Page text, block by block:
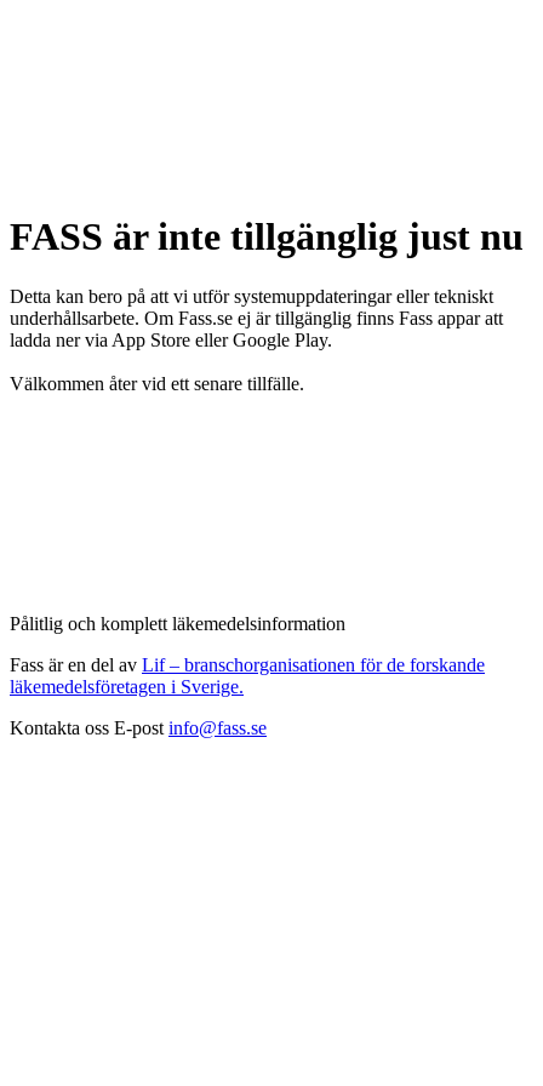
FASS är inte tillgänglig just nu
Detta kan bero på att vi utför systemuppdateringar eller tekniskt
underhållsarbete. Om Fass.se ej är tillgänglig finns Fass appar att
ladda ner via App Store eller Google Play.
Välkommen åter vid ett senare tillfälle.
Pålitlig och komplett läkemedelsinformation
Fass är en del av Lif – branschorganisationen för de forskande
läkemedelsföretagen i Sverige.
Kontakta oss E-post info@fass.se